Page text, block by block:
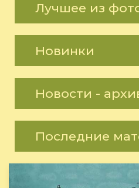
Лучшее из
Новинки
Новости -
Последние